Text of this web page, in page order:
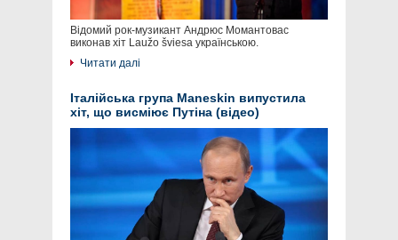
Відомий рок-музикант Андрюс Момантовас
виконав хіт Laužo šviesa українською.
Читати далі
Італійська група Maneskin випустила
хіт, що висміює Путіна (відео)